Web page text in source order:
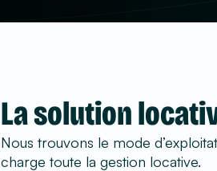
La solution
Nous trouvons le mode
charge toute la gestion locative.